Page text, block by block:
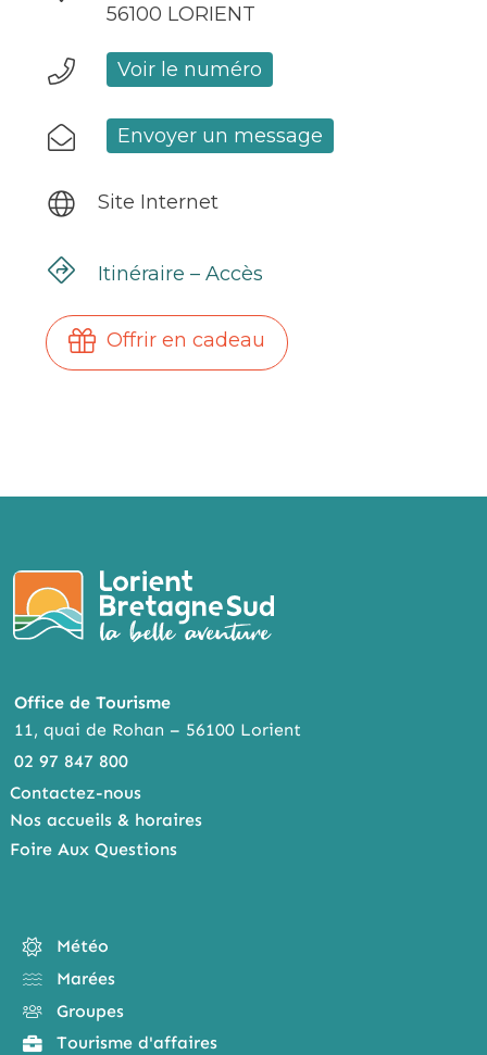
56100 LORIENT
Voir le numéro
Envoyer un message
Site Internet
Itinéraire – Accès
Offrir en cadeau
Office de Tourisme
11, quai de Rohan – 56100 Lorient
02 97 847 800
Contactez-nous
Nos accueils & horaires
Foire Aux Questions
Météo
Marées
Groupes
Tourisme d'affaires